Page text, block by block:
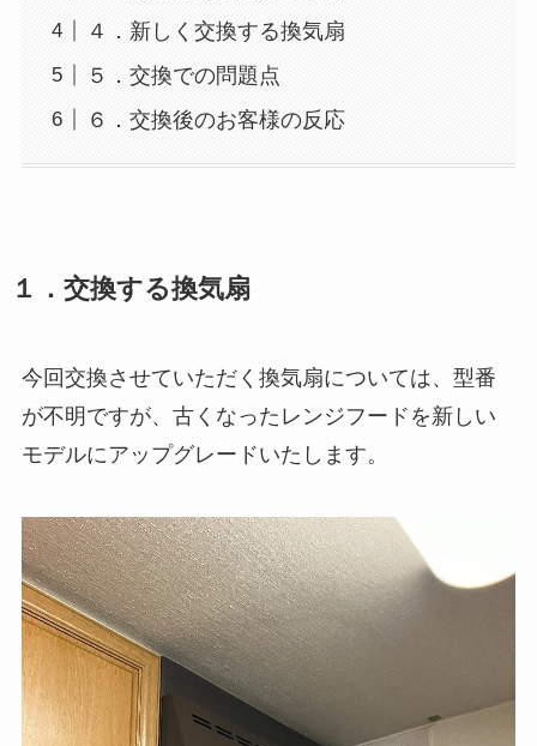
４．新しく交換する換気扇
５．交換での問題点
６．交換後のお客様の反応
１．交換する換気扇
今回交換させていただく換気扇については、型番
が不明ですが、古くなったレンジフードを新しい
モデルにアップグレードいたします。